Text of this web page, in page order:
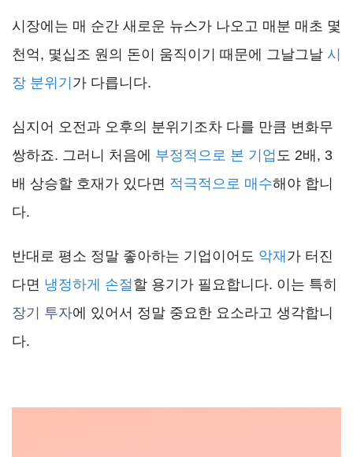
시장에는 매 순간 새로운 뉴스가 나오고 매분 매초 몇
천억, 몇십조 원의 돈이 움직이기 때문에 그날그날 시
장 분위기 가 다릅니다.
심지어 오전과 오후의 분위기조차 다를 만큼 변화무
쌍하죠. 그러니 처음에 부정적으로 본 기업 도 2배, 3
배 상승할 호재가 있다면 적극적으로 매수해야 합니
다.
반대로 평소 정말 좋아하는 기업이어도 악재 가 터진
다면 냉정하게 손절 할 용기가 필요합니다. 이는 특히
장기 투자에 있어서 정말 중요한 요소라고 생각합니
다.